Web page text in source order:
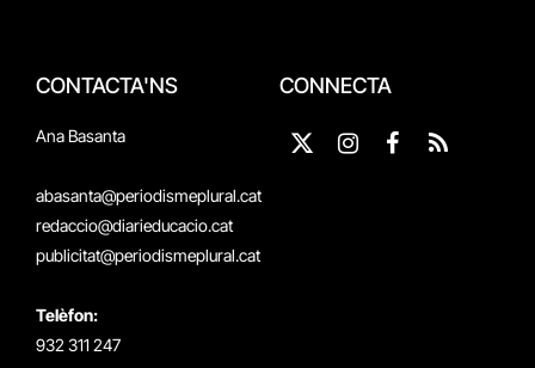
CONTACTA'NS
Ana Basanta
abasanta@periodismeplural.cat
redaccio@diarieducacio.cat
publicitat@periodismeplural.cat
Telèfon:
932 311 247
CONNECTA
X
Instagram
Facebook
RSS